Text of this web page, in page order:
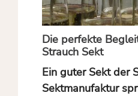
Die perfekte
Strauch Sekt
Ein guter Sekt der
Sektmanufaktur